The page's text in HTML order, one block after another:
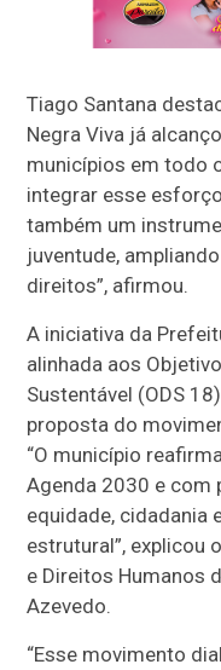
Tiago Santana
Negra Viva já
municípios em todo
integrar esse
também um
juventude,
direitos”, afirmou.
A iniciativa da
alinhada aos
Sustentável (ODS
proposta do
“O município
Agenda 2030 e com
equidade, cidadania
estrutural”, explicou
e Direitos Humanos
Azevedo.
“Esse movimento